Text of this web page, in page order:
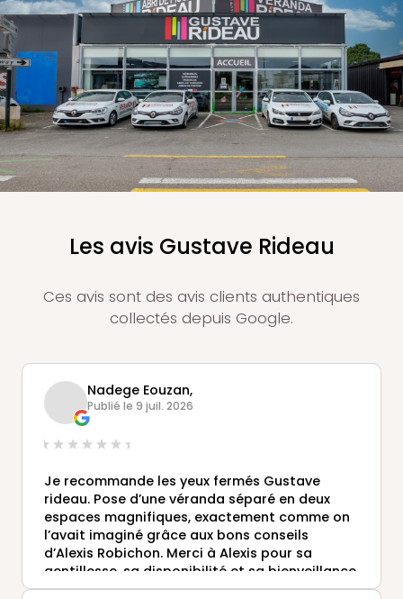
Les avis Gustave Rideau
Ces avis sont des avis clients authentiques
collectés depuis Google.
Nadege Eouzan,
Publié le 9 juil. 2026
Je recommande les yeux fermés Gustave
rideau. Pose d’une véranda séparé en deux
espaces magnifiques, exactement comme on
l’avait imaginé grâce aux bons conseils
d’Alexis Robichon. Merci à Alexis pour sa
gentillesse, sa disponibilité et sa bienveillance
ainsi qu’à toutes les équipes (mâcons,